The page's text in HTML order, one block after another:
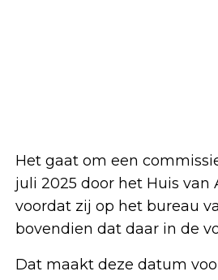
Het gaat om een
juli 2025 door het Huis
voordat zij op het bureau
bovendien dat daar in de
Dat maakt deze datum